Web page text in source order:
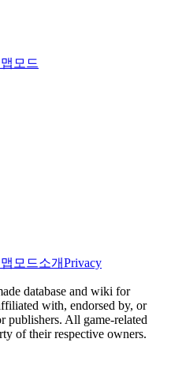
맵 모드
맵 모드소개Privacy
database and wiki for
with, endorsed by, or
publishers. All game-related
of their respective owners.